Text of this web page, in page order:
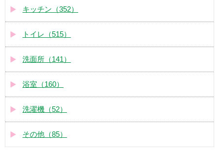
キッチン（352）
トイレ（515）
洗面所（141）
浴室（160）
洗濯機（52）
その他（85）